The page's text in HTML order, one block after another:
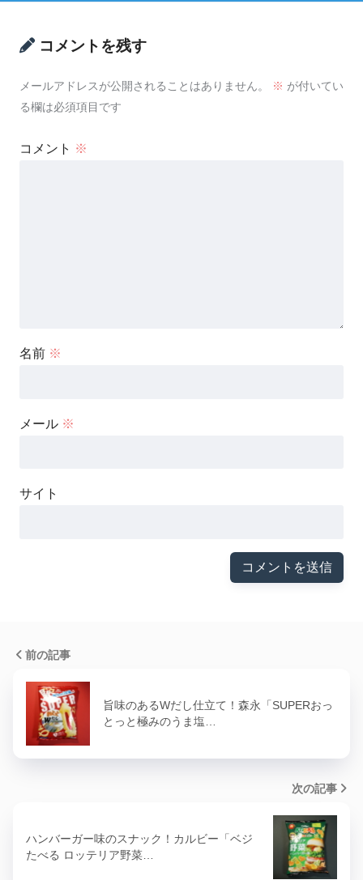
コメントを残す
メールアドレスが公開されることはありません。 ※ が付いてい
る欄は必須項目です
コメント ※
名前 ※
メール ※
サイト
前の記事
旨味のあるWだし仕立て！森永「SUPERおっ
とっと極みのうま塩…
次の記事
ハンバーガー味のスナック！カルビー「ベジ
たべる ロッテリア野菜…